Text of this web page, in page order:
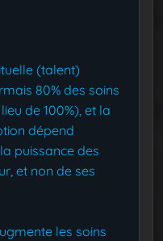
(talent)
80% des soins
de 100%), et la
dépend
puissance des
et non de ses
les soins